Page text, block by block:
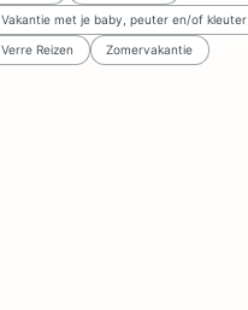
Vakantie met je baby, peuter en/of kleuter
Verre Reizen Zomervakantie